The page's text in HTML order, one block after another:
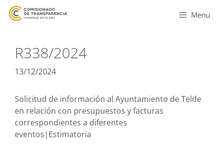
Menu
R338/2024
13/12/2024
Solicitud de información al Ayuntamiento de Telde
en relación con presupuestos y facturas
correspondientes a diferentes
eventos|Estimatoria